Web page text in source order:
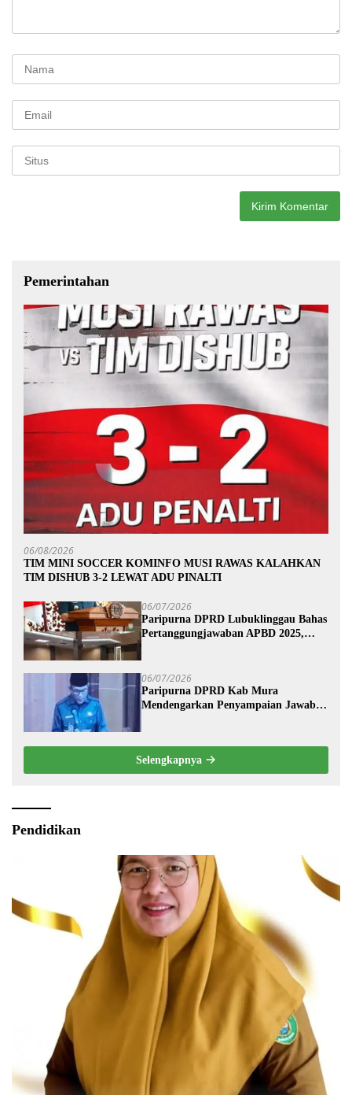
Pemerintahan
06/08/2026
TIM MINI SOCCER KOMINFO MUSI RAWAS KALAHKAN
TIM DISHUB 3-2 LEWAT ADU PINALTI
06/07/2026
Paripurna DPRD Lubuklinggau Bahas
Pertanggungjawaban APBD 2025,
06/07/2026
Paripurna DPRD Kab Mura
Mendengarkan Penyampaian Jawaban
Kabupaten Musi Rawas Tahun
Anggaran 2025.
Selengkapnya
Pendidikan